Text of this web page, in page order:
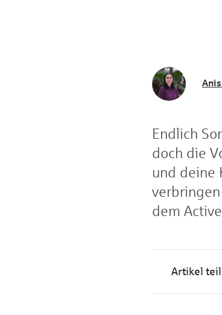
Endlich
doch die
und deine
dem